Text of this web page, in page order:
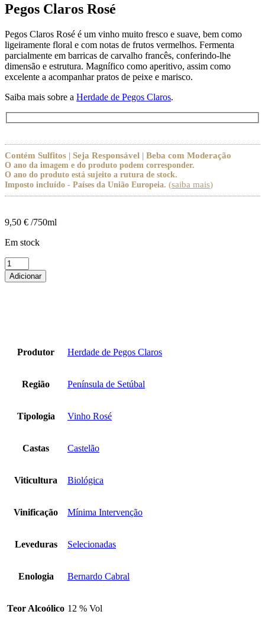
Pegos Claros Rosé
Pegos Claros Rosé é um vinho muito fresco e suave, bem como
ligeiramente floral e com notas de frutos vermelhos. Fermenta
parcialmente em barricas de carvalho francês, conferindo-lhe
dimensão e estrutura. Magnífico como aperitivo, assim como
excelente a acompanhar pratos de peixe e marisco.
Saiba mais sobre a Herdade de Pegos Claros.
Contém Sulfitos | Seja Responsável | Beba com Moderação
O ano da imagem e do produto podem corresponder.
O ano do produto está sujeito a rutura de stock.
Imposto incluído - Países da União Europeia. (saiba mais)
9,50 € /750ml
Em stock
Quantidade
de
Pegos
Adicionar
Produtor Herdade de Pegos Claros
Região Península de Setúbal
Tipologia Vinho Rosé
Castas Castelão
Viticultura Biológica
Vinificação Mínima Intervenção
Leveduras Selecionadas
Enologia Bernardo Cabral
Teor Alcoólico 12 % Vol